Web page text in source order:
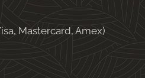
Mastercard, Amex)